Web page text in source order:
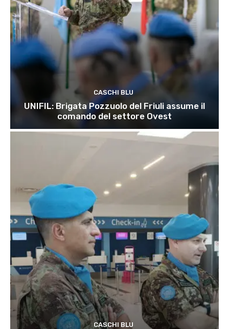
CASCHI BLU
UNIFIL: Brigata Pozzuolo del Friuli assume il
comando del settore Ovest
CASCHI BLU